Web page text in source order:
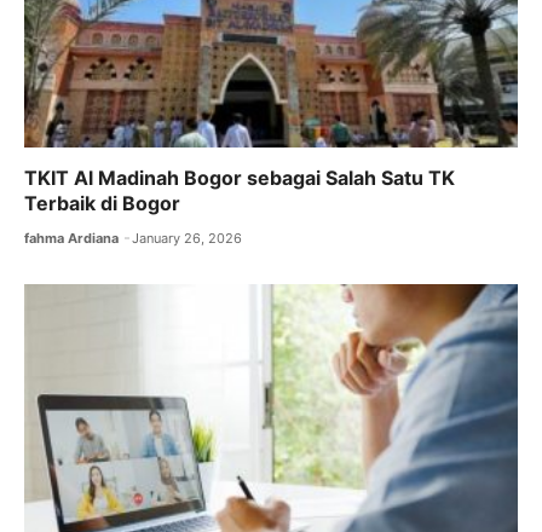
TKIT Al Madinah Bogor sebagai Salah Satu TK
Terbaik di Bogor
fahma Ardiana January 26, 2026